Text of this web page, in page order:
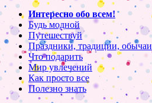
Интересно обо всем!
Будь модной
Путешествуй
Праздники, традиции, обычаи
Что подарить
Мир увлечений
Как просто все
Полезно знать